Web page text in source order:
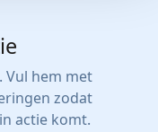
Vul hem met
zodat
actie komt.